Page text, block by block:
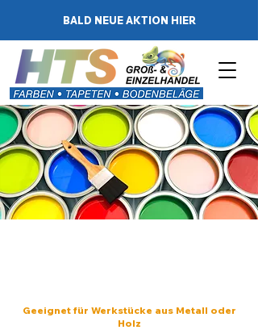
BALD NEUE AKTION HIER
Geeignet für Werkstücke aus Metall oder
Holz